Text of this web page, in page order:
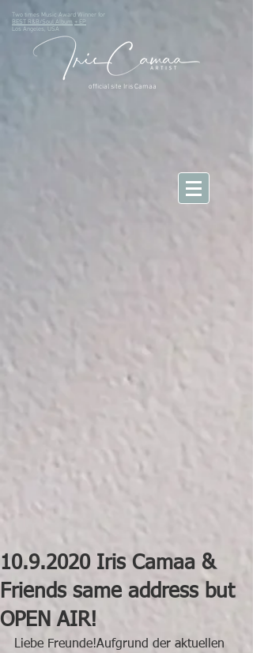
official site Iris Camaa
Two times Music Award Winner for
BEST R&B/Soul Album + EP
Los Angeles, USA
10.9.2020 Iris Camaa &
Friends same address but
OPEN AIR!
Liebe Freunde!Aufgrund der aktuellen